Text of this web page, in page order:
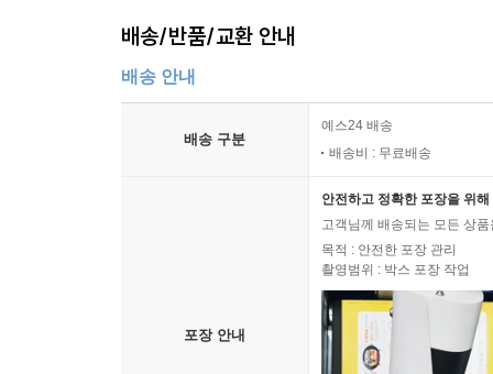
배송/반품/교환 안내
배송 안내
배송 구분
예스24 배송
배송비 : 무료배송
포장 안내
안전하고 정확한 포장을 위
고객님께 배송되는 모든 상
목적 : 안전한 포장 관리
촬영범위 : 박스 포장 작업